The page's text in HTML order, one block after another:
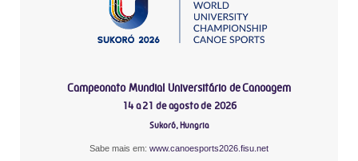
Campeonato Mundial Universitário de Canoagem
14 a 21 de agosto de 2026
Sukoró, Hungria
Sabe mais em: www.canoesports2026.fisu.net